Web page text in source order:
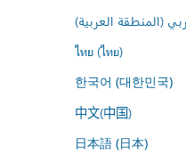
(المنطقة العربية)
ไทย (ไทย)
한국어 (대한민국)
中文(中国)
日本語 (日本)